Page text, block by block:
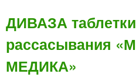
ДИВАЗА
рассасывания
МЕДИКА»